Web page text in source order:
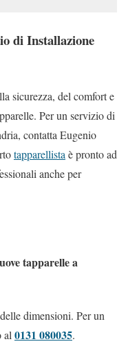
di Installazione
sicurezza, del comfort e
Per un servizio di
contatta Eugenio
tapparellista è pronto ad
anche per
tapparelle a
dimensioni. Per un
al 0131 080035.